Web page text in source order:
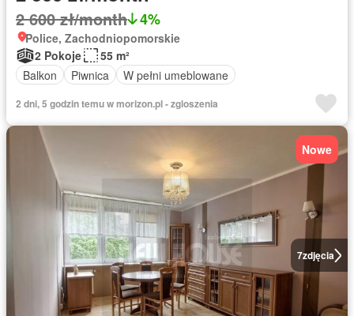
2 600 zł/month 4%
Police, Zachodniopomorskie
2 Pokoje
55 m²
Balkon
Piwnica W pełni umeblowane
2 dni, 5 godzin temu w morizon.pl - zgloszenia
7zdjęcia
Nowe